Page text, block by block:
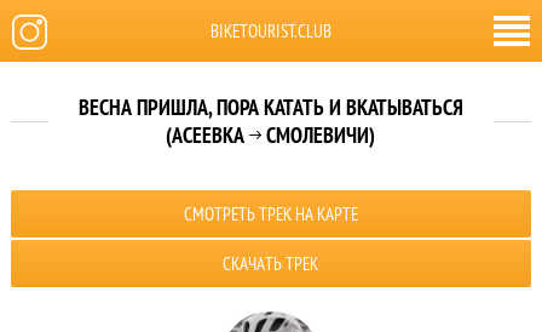
BIKETOURIST.CLUB
ВЕСНА ПРИШЛА, ПОРА КАТАТЬ И ВКАТЫВАТЬСЯ
(АСЕЕВКА СМОЛЕВИЧИ)
СМОТРЕТЬ ТРЕК НА КАРТЕ
СКАЧАТЬ ТРЕК